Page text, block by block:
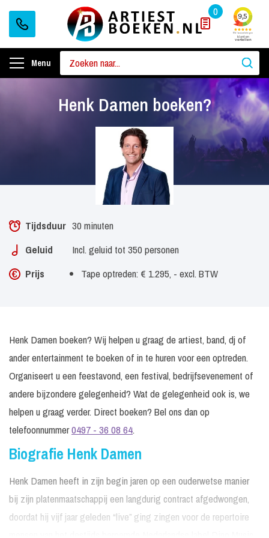
0
Menu
Henk Damen boeken?
Tijdsduur 30 minuten
Geluid
Incl. geluid tot 350 personen
Prijs
Tape optreden: € 1.295, - excl. BTW
Henk Damen boeken? Wij helpen u graag de artiest, band, dj of
ander entertainment te boeken of in te huren voor een optreden.
Organiseert u een feestavond, een festival, bedrijfsevenement of
andere bijzondere gelegenheid? Wat de gelegenheid ook is, we
helpen u graag verder. Direct boeken? Bel ons dan op
telefoonnummer0497 - 36 08 64.
Biografie Henk Damen
Henk Damen heeft in zijn begin jaren op een ouderwetse manier
bij zijn platenmaatschappij een langdurig contract afgedwongen,
doordat hij vijf jaar geleden “live” ging zingen voor de repertoire